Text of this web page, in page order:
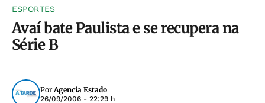
ESPORTES
Avaí bate Paulista e se recupera na
Série B
PorAgencia Estado
26/09/2006 - 22:29 h